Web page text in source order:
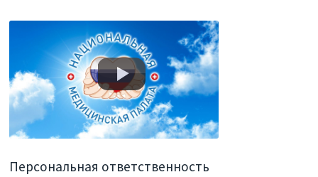
Персональная ответственность